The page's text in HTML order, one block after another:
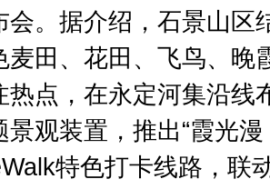
会。据介绍，石景山区
麦田、花田、飞鸟、晚
热点，在永定河集沿线
景观装置，推出“霞光漫
特色打卡线路，联